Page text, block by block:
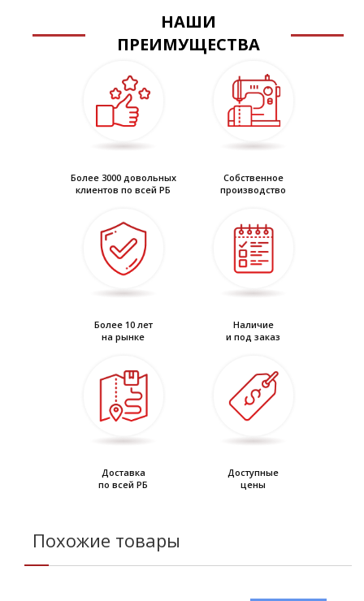
НАШИ
ПРЕИМУЩЕСТВА
Более 3000 довольных
клиентов по всей РБ
Собственное
производство
Более 10 лет
на рынке
Наличие
и под заказ
Доставка
по всей РБ
Доступные
цены
Похожие товары